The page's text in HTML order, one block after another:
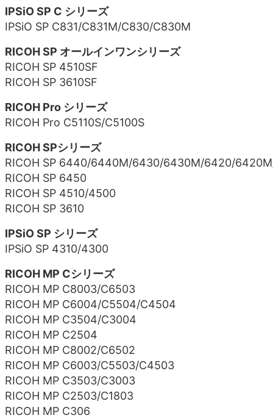
IPSiO SP C シリーズ
IPSiO SP C831/C831M/C830/C830M
RICOH SP オールインワンシリーズ
RICOH SP 4510SF
RICOH SP 3610SF
RICOH Pro シリーズ
RICOH Pro C5110S/C5100S
RICOH SPシリーズ
RICOH SP 6440/6440M/6430/6430M/6420/
RICOH SP 6450
RICOH SP 4510/4500
RICOH SP 3610
IPSiO SP シリーズ
IPSiO SP 4310/4300
RICOH MP Cシリーズ
RICOH MP C8003/C6503
RICOH MP C6004/C5504/C4504
RICOH MP C3504/C3004
RICOH MP C2504
RICOH MP C8002/C6502
RICOH MP C6003/C5503/C4503
RICOH MP C3503/C3003
RICOH MP C2503/C1803
RICOH MP C306